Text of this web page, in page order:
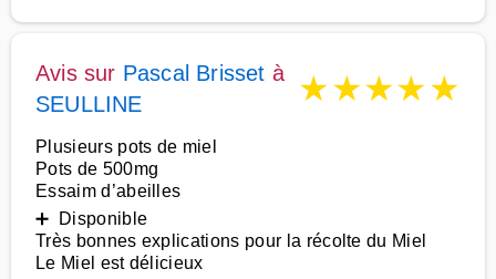
Avis sur Pascal Brisset à
SEULLINE
★★★★★
Plusieurs pots de miel
Pots de 500mg
Essaim d’abeilles
➕ Disponible
Très bonnes explications pour la récolte du Miel
Le Miel est délicieux